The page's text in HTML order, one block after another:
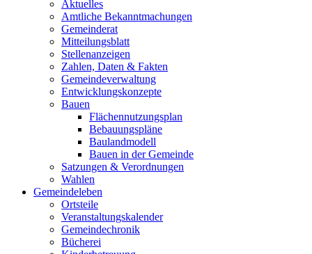
Aktuelles
Amtliche Bekanntmachungen
Gemeinderat
Mitteilungsblatt
Stellenanzeigen
Zahlen, Daten & Fakten
Gemeindeverwaltung
Entwicklungskonzepte
Bauen
Flächennutzungsplan
Bebauungspläne
Baulandmodell
Bauen in der Gemeinde
Satzungen & Verordnungen
Wahlen
Gemeindeleben
Ortsteile
Veranstaltungskalender
Gemeindechronik
Bücherei